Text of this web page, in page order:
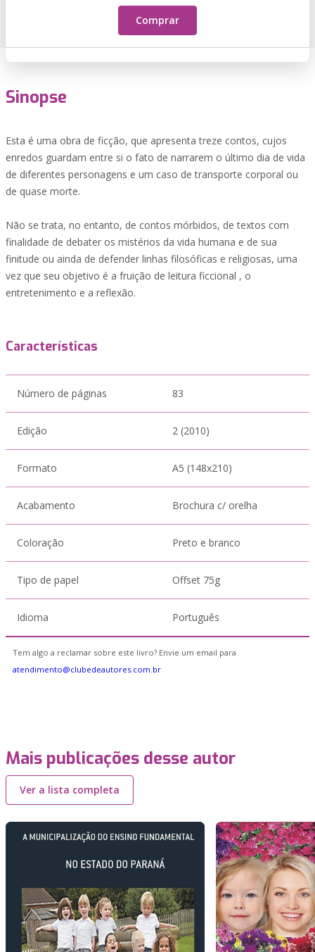
Comprar
Sinopse
Esta é uma obra de ficção, que apresenta treze contos, cujos
enredos guardam entre si o fato de narrarem o último dia de vida
de diferentes personagens e um caso de transporte corporal ou
de quase morte.
Não se trata, no entanto, de contos mórbidos, de textos com
finalidade de debater os mistérios da vida humana e de sua
finitude ou ainda de defender linhas filosóficas e religiosas, uma
vez que seu objetivo é a fruição de leitura ficcional , o
entretenimento e a reflexão.
Características
Número de páginas 83
Edição 2 (2010)
Formato A5 (148x210)
Acabamento Brochura c/ orelha
Coloração Preto e branco
Tipo de papel Offset 75g
Idioma Português
Tem algo a reclamar sobre este livro? Envie um email para
atendimento@clubedeautores.com.br
Mais publicações desse autor
Ver a lista completa